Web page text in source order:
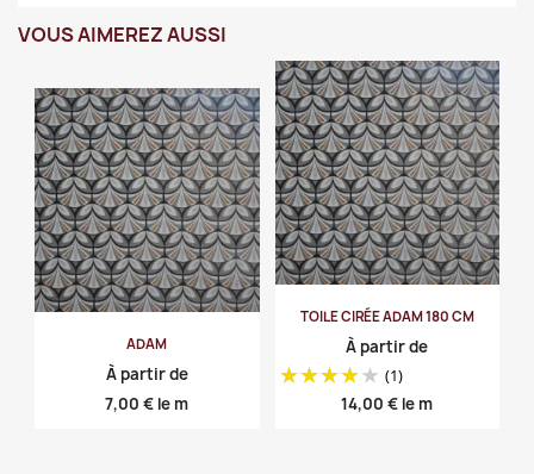
VOUS AIMEREZ AUSSI
ADAM
À partir de
Prix
7,00 € le m
TOILE CIRÉE ADAM 180 CM
À partir de
(1)
Prix
14,00 € le m